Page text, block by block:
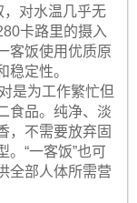
，对水温几乎无
卡路里的摄入
客饭使用优质原
定性。
是为工作繁忙但
食品。纯净、淡
，不需要放弃固
。“一客饭”也可
全部人体所需营